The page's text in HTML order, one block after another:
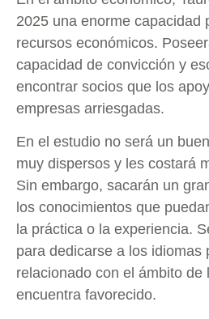
2025 una enorme capacidad
recursos económicos.
capacidad de convicción y
encontrar socios que los
empresas arriesgadas.
En el estudio no será un
muy dispersos y les costará
Sin embargo, sacarán un
los conocimientos que
la práctica o la experiencia.
para dedicarse a los idiomas
relacionado con el ámbito de
encuentra favorecido.